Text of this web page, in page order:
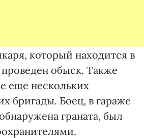
который находится в
обыск. Также
еще нескольких
бригады. Боец, в гараже
граната, был